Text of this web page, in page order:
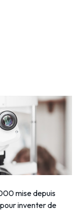
mise depuis
inventer de